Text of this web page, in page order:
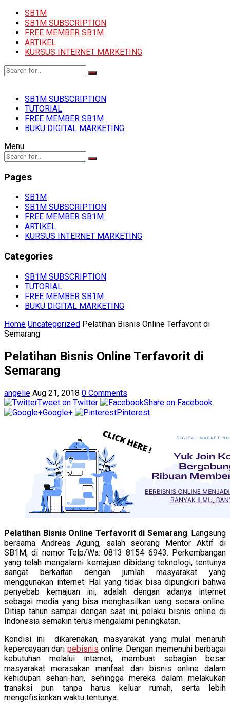
SB1M
SB1M SUBSCRIPTION
FREE MEMBER SB1M
ARTIKEL
KURSUS INTERNET MARKETING
SB1M SUBSCRIPTION
TUTORIAL
FREE MEMBER SB1M
BUKU DIGITAL MARKETING
Menu
Pages
SB1M
SB1M SUBSCRIPTION
FREE MEMBER SB1M
ARTIKEL
KURSUS INTERNET MARKETING
Categories
SB1M SUBSCRIPTION
TUTORIAL
FREE MEMBER SB1M
BUKU DIGITAL MARKETING
Home Uncategorized Pelatihan Bisnis Online Terfavorit di
Semarang
Pelatihan Bisnis Online Terfavorit di
Semarang
angelie Aug 21, 2018 0 Comments
Tweet on Twitter
Share on Facebook
Google+
Pinterest
Pelatihan Bisnis Online Terfavorit di Semarang. Langsung
bersama Andreas Agung, salah seorang Mentor Aktif di
SB1M, di nomor Telp/Wa: 0813 8154 6943. Perkembangan
yang telah mengalami kemajuan dibidang teknologi, tentunya
sangat berkaitan dengan jumlah masyarakat yang
menggunakan internet. Hal yang tidak bisa dipungkiri bahwa
penyebab kemajuan ini, adalah dengan adanya internet
sebagai media yang bisa menghasilkan uang secara online.
Ditiap tahun sampai dengan saat ini, pelaku bisnis online di
Indonesia semakin terus mengalami peningkatan.
Kondisi ini dikarenakan, masyarakat yang mulai menaruh
kepercayaan dari pebisnis online. Dengan memenuhi berbagai
kebutuhan melalui internet, membuat sebagian besar
masyarakat merasakan manfaat dari bisnis online dalam
kehidupan sehari-hari, sehingga mereka dalam melakukan
tranaksi pun tanpa harus keluar rumah, serta lebih
mengefisienkan waktu tentunya.